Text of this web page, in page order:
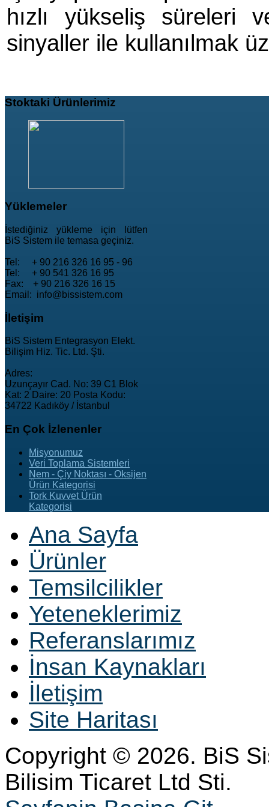
hızlı yükseliş süreleri
sinyaller ile kullanılmak
Stoktaki Ürünlerimiz
Yüklemeler
İstediğiniz yükleme için lütfen
BiS Sistem ile temasa geçiniz.
Tel: + 90 216 326 16 95 - 96
Tel: + 90 541 326 16 95
Fax: + 90 216 326 16 15
Email: info@bissistem.com
İletişim
BiS Sistem Entegrasyon Elekt.
Bilişim Hiz. Tic. Ltd. Şti.
Adres:
Uzunçayır Cad. No: 39 C1 Blok
Kat: 2 Daire: 20 Posta Kodu:
34722 Kadıköy / İstanbul
En Çok İzlenenler
Misyonumuz
Veri Toplama Sistemleri
Nem - Çiy Noktası - Oksijen
Ürün Kategorisi
Tork Kuvvet Ürün
Kategorisi
Ana Sayfa
Ürünler
Temsilcilikler
Yeteneklerimiz
Referanslarımız
İnsan Kaynakları
İletişim
Site Haritası
Copyright © 2026. BiS
Bilisim Ticaret Ltd Sti.